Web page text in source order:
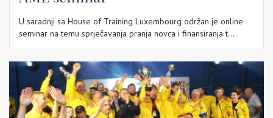
U saradnji sa House of Training Luxembourg održan je online
seminar na temu sprječavanja pranja novca i finansiranja t...